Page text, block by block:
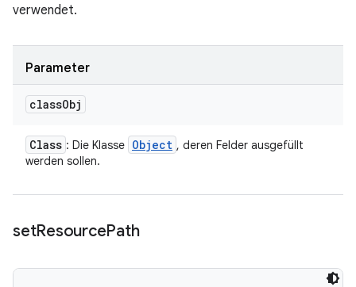
verwendet.
Parameter
classObj
Class : Die Klasse Object , deren Felder ausgefüllt
werden sollen.
setResourcePath